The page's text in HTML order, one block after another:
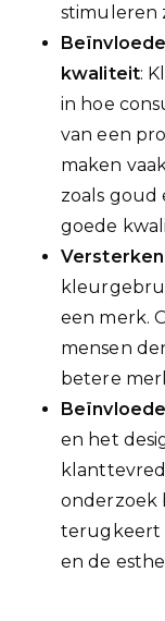
stimuleren
kwaliteit:
in hoe
van een
maken
zoals goud
goede
een merk.
mensen
betere
en het
onderzoek
terugkeert
en de